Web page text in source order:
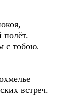
полёт.
с тобою,
встреч.